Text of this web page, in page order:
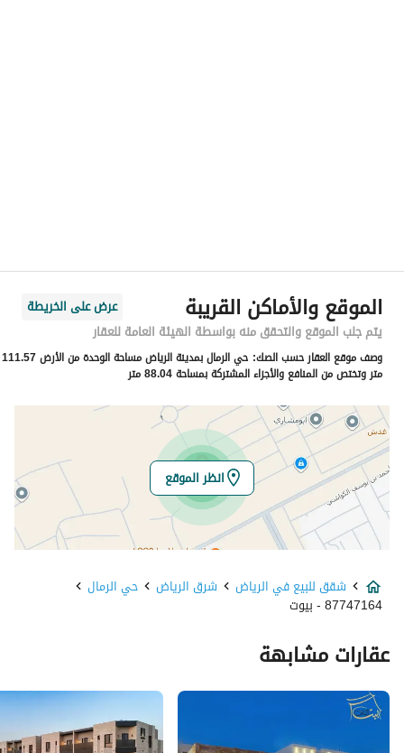
رقم المبنى
3931
الرقم الاضافي
7690
خط العرض
24.92434637650633
خط الطول
46.7946059841059
تفاصيل العقار
نوع الإعلان
للبيع
استخدام العقار
-
السعر
المساحة
الموقع والأماكن القريبة
عرض على الخريطة
يتم جلب الموقع والتحقق منه بواسطة الهيئة العامة للعقار
وصف موقع العقار حسب الصك:
حي الرمال بمدينة الرياض مساحة الوحدة من الأرض 111.57
متر وتختص من المنافع والأجزاء المشتركة بمساحة 88.04 متر
انظر الموقع
شقق للبيع في الرياض شرق الرياض حي الرمال
87747164 - بيوت
عقارات مشابهة